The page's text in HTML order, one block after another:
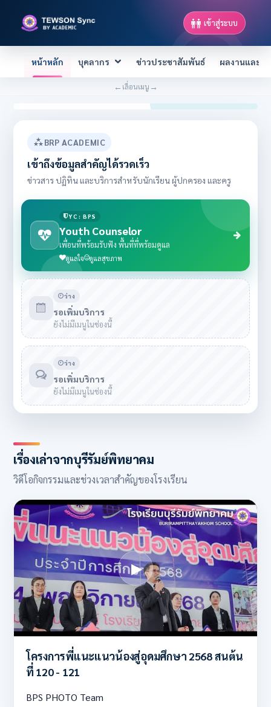
เข้าสู่ระบบ
หน้าหลัก บุคลากร ข่าวประชาสัมพันธ์ ผลงานและค
← เลื่อนเมนู →
BRP ACADEMIC
เข้าถึงข้อมูลสำคัญได้รวดเร็ว
ข่าวสาร ปฏิทิน และบริการสำหรับนักเรียน ผู้ปกครอง และครู
YC : BPS
Youth Counselor
เพื่อนที่พร้อมรับฟัง พื้นที่ที่พร้อมดูแล
ดูแลใจ ดูแลสุขภาพ
ว่าง
รอเพิ่มบริการ
ยังไม่มีเมนูในช่องนี้
ว่าง
รอเพิ่มบริการ
ยังไม่มีเมนูในช่องนี้
เรื่องเล่าจากบุรีรัมย์พิทยาคม
วิดีโอกิจกรรมและช่วงเวลาสำคัญของโรงเรียน
โครงการพี่แนะแนวน้องสู่อุดมศึกษา 2568 สนต้น
ที่ 120 - 121
BPS PHOTO Team